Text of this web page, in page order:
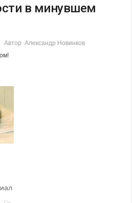
в минувшем
Автор Александр Новинков